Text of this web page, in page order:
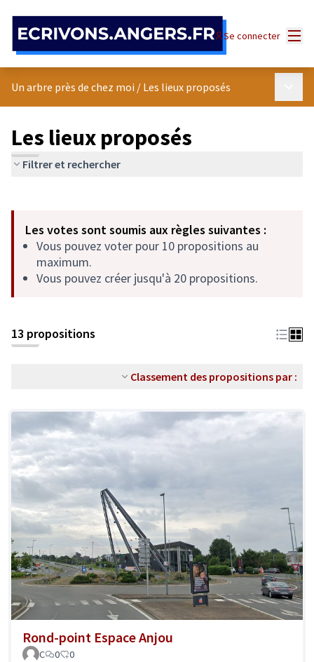
Se connecter
Un arbre près de chez moi / Les lieux proposés
Les lieux proposés
Filtrer et rechercher
−
Les votes sont soumis aux règles suivantes :
Vous pouvez voter pour 10 propositions au
maximum.
Vous pouvez créer jusqu'à 20 propositions.
13 propositions
Classement des propositions par :
Rond-point Espace Anjou
C 0 0